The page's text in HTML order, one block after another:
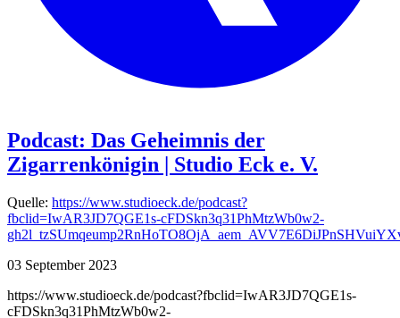
Podcast: Das Geheimnis der
Zigarrenkönigin | Studio Eck e. V.
Quelle: https://www.studioeck.de/podcast?
fbclid=IwAR3JD7QGE1s-cFDSkn3q31PhMtzWb0w2-
03 September 2023
https://www.studioeck.de/podcast?fbclid=IwAR3JD7QGE1s-
cFDSkn3q31PhMtzWb0w2-